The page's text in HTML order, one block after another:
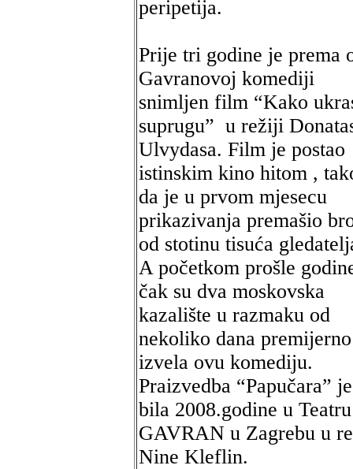
peripetija.
Prije tri godine je prema
Gavranovoj komediji
snimljen film “Kako
suprugu” u režiji
Ulvydasa. Film je postao
istinskim kino hitom ,
da je u prvom mjesecu
prikazivanja premašio
od stotinu tisuća
A početkom prošle
čak su dva moskovska
kazalište u razmaku od
nekoliko dana premijerno
izvela ovu komediju.
Praizvedba “Papučara” je
bila 2008.godine u Teatru
GAVRAN u Zagrebu u
Nine Kleflin.